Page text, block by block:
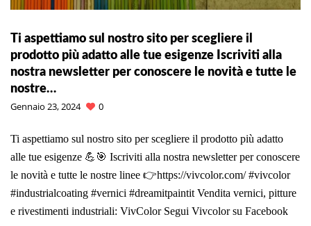
Ti aspettiamo sul nostro sito per scegliere il
prodotto più adatto alle tue esigenze Iscriviti alla
nostra newsletter per conoscere le novità e tutte le
nostre…
Gennaio 23, 2024
0
Ti aspettiamo sul nostro sito per scegliere il prodotto più adatto
alle tue esigenze 💪🎯 Iscriviti alla nostra newsletter per conoscere
le novità e tutte le nostre linee 👉https://vivcolor.com/ #vivcolor
#industrialcoating #vernici #dreamitpaintit Vendita vernici, pitture
e rivestimenti industriali: VivColor Segui Vivcolor su Facebook